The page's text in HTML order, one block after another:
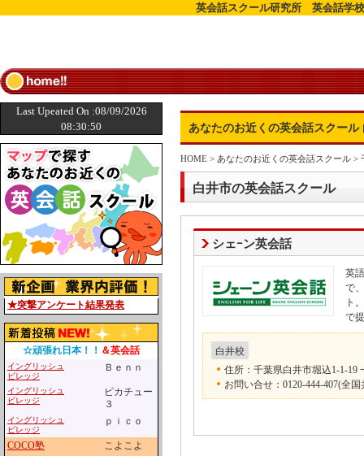
英会話スクール研究所 英会話学
Last Upeated On :08/09/2026
08:30:50
★突撃アンケート結果発表
☆頑張れ日本！！ ＆英会話
イングリッシュ
ビレッジ
Ｂｅｎｎ
イングリッシュ
ビレッジ
ピカチュー
３
イングリッシュ
ビレッジ
ｐｉｃｏ
COCO塾
こよこよ
あなたのお近くの英会話スクール
HOME > あなたのお近くの英会話スクール >
白井市の英会話スクール
シェｰン英会話
英
で
ト
で
白井校
住所：千葉県白井市堀込1-1-19
お問い合せ：0120-444-407(全国